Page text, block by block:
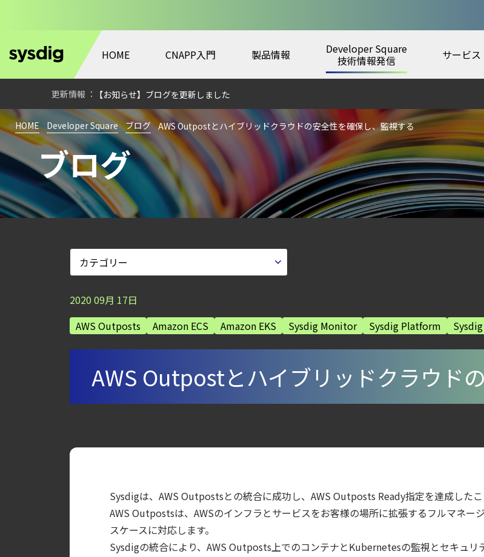
HOME CNAPP入門 製品情報
Developer Square
技術情報発信
サービス
【ブログ】CISO のための Headless Cloud Security ガイド
【ブログ】CSPMとは？クラウド構成ミスを未然に防ぐSecurity Posture Managementの全体像
【お知らせ】ブログを更新しました
【ブログ】サーバ・コンテナの統合セキュリティ強化 第4回： Sysdig・JP1・Illumio連携における自
検知イベント取り扱いの課題と解消策
【ブログ】JADEPUFFER の進化：エージェント型脅威アクターが AI モデルの破壊を目的としたラン
【ブログ】セキュリティブリーフィング：2026年6月
【ブログ】CWPP（Cloud Workload Protection Platform）とは？クラウドワークロードを守る最新
【ブログ】CTEMとは何か｜攻撃者視点でクラウドの弱点を可視化する新しいセキュリティ戦略
【ブログ】セキュリティ運用の効率化を実現するSysdigとSIEMの連携：Agent Local機能の実装ガイド
【お知らせ】ブログを更新しました
【ブログ】AWS/GCP 標準ツールでは守れない？Falco を超える Sysdig Secure によるセキュリティの新
【ブログ】AI が 2026 年に脅威の状況を根本から変えた 4 つの側面
【ブログ】CISO のための Headless Cloud Security ガイド
【ブログ】CSPMとは？クラウド構成ミスを未然に防ぐSecurity Posture Managementの全体像
【お知らせ】ブログを更新しました
【ブログ】CWPP（Cloud Workload Protection Platform）とは？クラウドワークロードを守る最新
【ブログ】CTEMとは何か｜攻撃者視点でクラウドの弱点を可視化する新しいセキュリティ戦略
【ブログ】AIワークロードのコンテナセキュリティ｜LLM・GPU環境を守る新しい視点
ブログ
HOME Developer Square ブログ AWS Outpostとハイブリッドクラウドの安全性を確保し、監視する
2020 09月 17日
AWS Outposts
Amazon ECS Amazon EKS Sysdig Monitor Sysdig Platform
AWS Outpostとハイブリッドクラウド
Sysdigは、AWS Outpostsとの統合に成功し、AWS Outposts Ready指定を達成したこ
AWS Outpostsは、AWSのインフラとサービスをお客様の場所に拡張するフルマネー
スケースに対応します。
Sysdigの統合により、AWS Outposts上でのコンテナとKubernetesの監視とセキュ